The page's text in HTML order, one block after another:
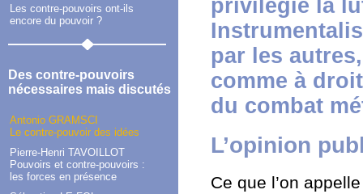
Les contre-pouvoirs ont-ils
encore du pouvoir ?
Des contre-pouvoirs
nécessaires mais discutés
Antonio GRAMSCI
Le contre-pouvoir des idées
Pierre-Henri TAVOILLOT
Pouvoirs et contre-pouvoirs :
les forces en présence
privilégie la
par les
comme à
du combat
L’opinion
Ce que l’on